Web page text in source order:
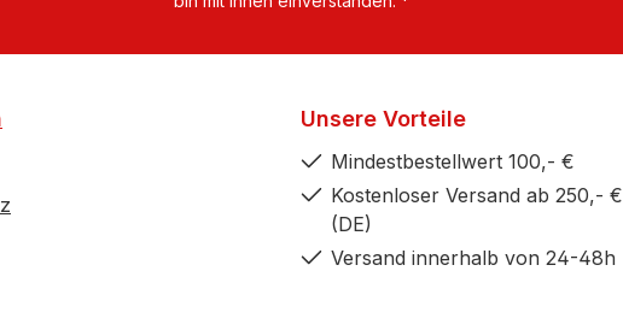
Unsere Vorteile
Mindestbestellwert 100,- €
Kostenloser Versand ab 250,- €
(DE)
Versand innerhalb von 24-48h